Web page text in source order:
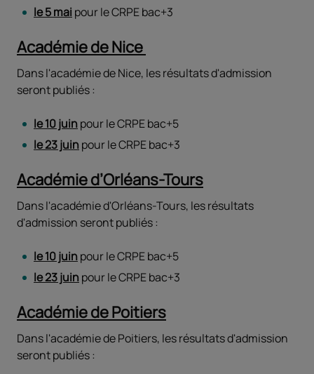
le 5 mai pour le CRPE bac+3
Académie de Nice
Dans l'académie de Nice, les résultats d'admission
seront publiés :
le 10 juinpour le CRPE bac+5
le 23 juinpour le CRPE bac+3
Académie d’Orléans-Tours
Dans l'académie d'Orléans-Tours, les résultats
d'admission seront publiés :
le 10 juinpour le CRPE bac+5
le 23 juinpour le CRPE bac+3
Académie de Poitiers
Dans l'académie de Poitiers, les résultats d'admission
seront publiés :